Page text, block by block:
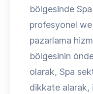
bölgesinde
profesyonel
pazarlama
bölgesinin
olarak, Spa
dikkate alarak,